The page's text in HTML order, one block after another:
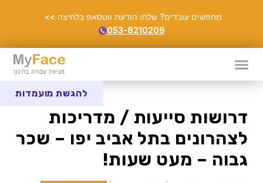
מחפשים עובדים? שלחו הודעת ווטסאפ בלחיצה >>
053-8210209
דרושות סייעות / מדריכות
לצהרונים בתל אביב יפו – שכר
גבוה – מעט שעות!
להגשת מועמדות